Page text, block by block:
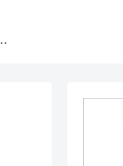
づく表記